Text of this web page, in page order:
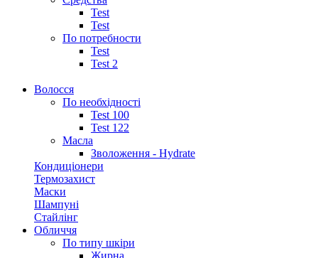
Test
Test
По потребности
Test
Test 2
Волосся
По необхідності
Test 100
Test 122
Масла
Зволоження - Hydrate
Кондиціонери
Термозахист
Маски
Шампуні
Стайлінг
Обличчя
По типу шкіри
Жирна